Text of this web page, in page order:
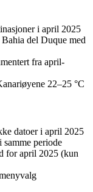
i april 2025
del Duque med
fra april-
22–25 °C
datoer i april 2025
periode
for april 2025 (kun